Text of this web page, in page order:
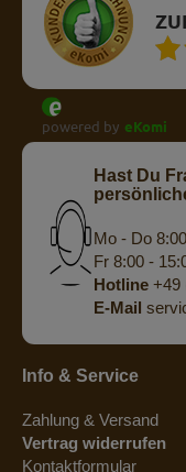
powered by eKomi
Hast Du
Mo - Do
Fr 8:00 -
Hotline +49
E-Mail
Info & Service
Zahlung & Versand
Vertrag widerrufen
Kontaktformular